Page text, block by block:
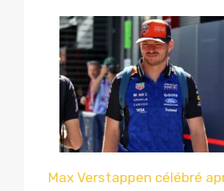
Max Verstappen célébré